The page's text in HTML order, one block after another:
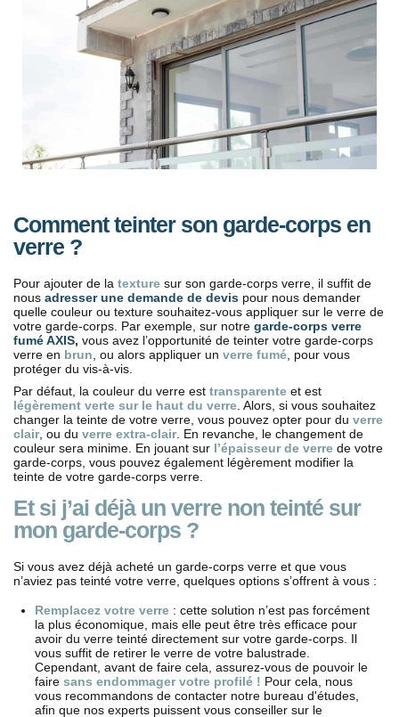
Comment teinter son garde-corps en
verre ?
Pour ajouter de la texture sur son garde-corps verre, il suffit de
nous adresser une demande de devis pour nous demander
quelle couleur ou texture souhaitez-vous appliquer sur le verre de
votre garde-corps. Par exemple, sur notre garde-corps verre
fumé AXIS, vous avez l’opportunité de teinter votre garde-corps
verre en brun , ou alors appliquer un verre fumé , pour vous
protéger du vis-à-vis.
Par défaut, la couleur du verre est transparente et est
légèrement verte sur le haut du verre . Alors, si vous souhaitez
changer la teinte de votre verre, vous pouvez opter pour du verre
clair, ou du verre extra-clair. En revanche, le changement de
couleur sera minime. En jouant sur l’épaisseur de verre de votre
garde-corps, vous pouvez également légèrement modifier la
teinte de votre garde-corps verre.
Et si j’ai déjà un verre non teinté sur
mon garde-corps ?
Si vous avez déjà acheté un garde-corps verre et que vous
n’aviez pas teinté votre verre, quelques options s’offrent à vous :
Remplacez votre verre : cette solution n’est pas forcément
la plus économique, mais elle peut être très efficace pour
avoir du verre teinté directement sur votre garde-corps. Il
vous suffit de retirer le verre de votre balustrade.
Cependant, avant de faire cela, assurez-vous de pouvoir le
faire sans endommager votre profilé ! Pour cela, nous
vous recommandons de contacter notre bureau d'études,
afin que nos experts puissent vous conseiller sur le